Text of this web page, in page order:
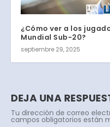
¿Cómo ver a los
Mundial Sub-20?
septiembre 29, 2025
DEJA UNA
Tu dirección de correo
campos obligatorios están